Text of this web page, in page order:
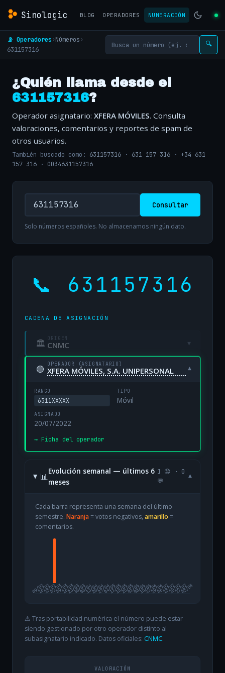
Sinologic BLOG OPERADORES NUMERACIÓN
📡 Operadores›Números›
631157316
🔍
¿Quién llama desde el
631157316?
Operador asignatario: XFERA MÓVILES. Consulta
valoraciones, comentarios y reportes de spam de
otros usuarios.
También buscado como: 631157316 · 631 157 316 · +34 631
157 316 · 0034631157316
Consultar
Solo números españoles. No almacenamos ningún dato.
📞 631157316
CADENA DE ASIGNACIÓN
🏛 ORIGEN
CNMC ▾
🟢 OPERADOR (ASIGNATARIO)
XFERA MÓVILES, S.A. UNIPERSONAL ▾
RANGO
6311XXXXX
TIPO
Móvil
ASIGNADO
20/07/2022
→ Ficha del operador
📊
Evolución semanal — últimos 6
meses
1 😡 · 0
💬
▾
Cada barra representa una semana del último
semestre. Naranja= votos negativos, amarillo =
comentarios.
09/02
16/0223/0202/0309/0316/0323/0330/0306/0413/0420/0427/0404/0511/0518/0525/0501/0608/0615/0622/0629/0606/0713/0720/0727/07
03/08
⚠️ Tras portabilidad numérica el número puede estar
siendo gestionado por otro operador distinto al
subasignatario indicado. Datos oficiales: CNMC.
VALORACIÓN